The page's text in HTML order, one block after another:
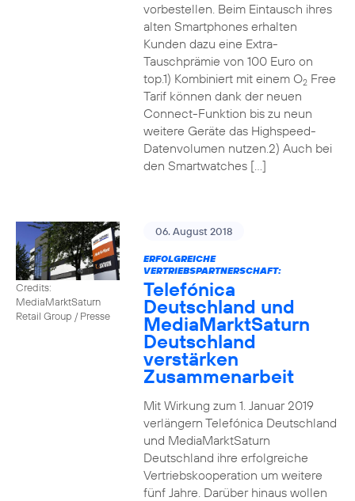
vorbestellen. Beim Eintausch ihres
alten Smartphones erhalten
Kunden dazu eine Extra-
Tauschprämie von 100 Euro on
top.1) Kombiniert mit einem O2Free
Tarif können dank der neuen
Connect-Funktion bis zu neun
weitere Geräte das Highspeed-
Datenvolumen nutzen.2) Auch bei
den Smartwatches […]
Credits:
MediaMarktSaturn
Retail Group / Presse
06. August 2018
ERFOLGREICHE
VERTRIEBSPARTNERSCHAFT:
Telefónica
Deutschland und
MediaMarktSaturn
Deutschland
verstärken
Zusammenarbeit
Mit Wirkung zum 1. Januar 2019
verlängern Telefónica Deutschland
und MediaMarktSaturn
Deutschland ihre erfolgreiche
Vertriebskooperation um weitere
fünf Jahre. Darüber hinaus wollen